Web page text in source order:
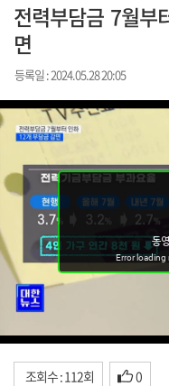
전력부담금 7월부
면
등록일 : 2024.05.28 20:05
조회수 : 112회 0